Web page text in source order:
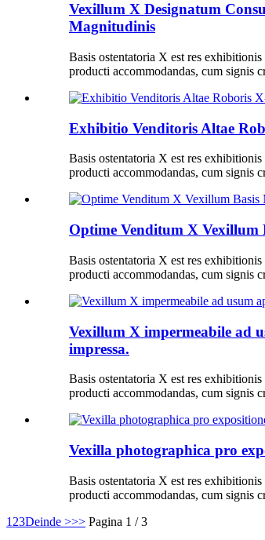
Vexillum X Designatum
Magnitudinis
Basis ostentatoria X est res
producti accommodandas, cum signis
Exhibitio Venditoris Altae
Basis ostentatoria X est res
producti accommodandas, cum signis
Optime Venditum X Vexillum
Basis ostentatoria X est res
producti accommodandas, cum signis
Vexillum X impermeabile ad
impressa.
Basis ostentatoria X est res
producti accommodandas, cum signis
Vexilla photographica pro
Basis ostentatoria X est res
producti accommodandas, cum signis
1 23Deinde >>> Pagina 1 / 3